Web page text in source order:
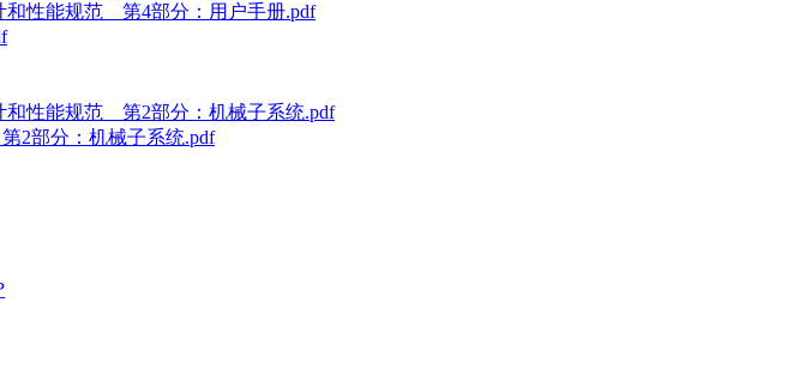
和性能规范 第4部分：用户手册.pdf
和性能规范 第2部分：机械子系统.pdf
2部分：机械子系统.pdf